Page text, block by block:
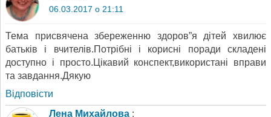
06.03.2017 о 21:11
Тема присвячена збереженню здоров”я дітей хвилює
батьків і вчителів.Потрібні і корисні поради складені
доступно і просто.Цікавий конспект,використані вправи
та завдання.Дякую
Відповіcти
Лена Михайлова :